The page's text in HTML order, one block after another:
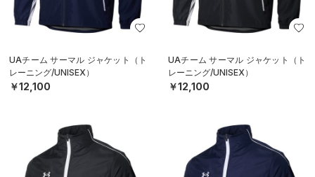
UAチーム サーマル ジャケット（ト
レーニング/UNISEX）
￥12,100
UAチーム サーマル ジャケット（ト
レーニング/UNISEX）
￥12,100